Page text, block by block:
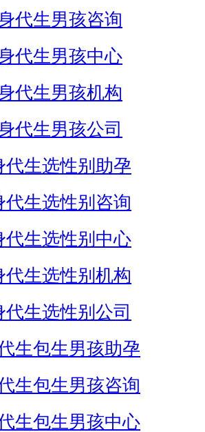
代生男孩咨询
代生男孩中心
代生男孩机构
代生男孩公司
代生选性别助孕
代生选性别咨询
代生选性别中心
代生选性别机构
代生选性别公司
生包生男孩助孕
生包生男孩咨询
生包生男孩中心